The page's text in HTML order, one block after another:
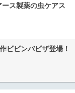
ス製薬の虫ケアス
ビビンバピザ登場！